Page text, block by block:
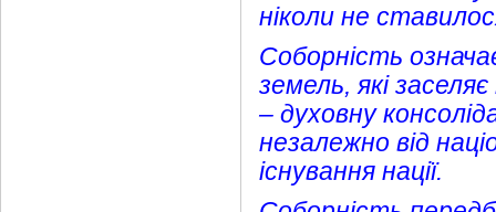
ніколи не
Соборність
земель, які
– духовну
незалежно від
існування нації.